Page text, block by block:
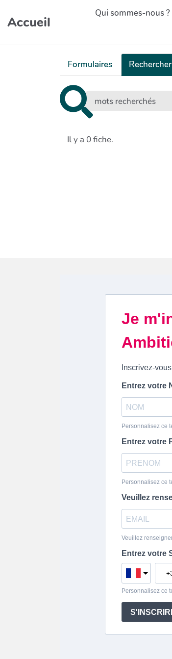
Aller au contenu principal
Accueil
Qui sommes-nous ?
Formulaires Rechercher
Il y a 0 fiche.